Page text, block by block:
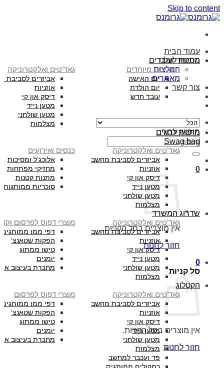
Skip to content
עמוד הבית
הסיפור שלנו
המלצות
מאמרים
צור קשר
חיפוש עבור:
0
אין מוצרים בסל הקניות.
חזור לחנות
0
סל קניות
אין מוצרים בסל הקניות.
חזור לחנות
מתנות לעובדים
תאריכים מיוחדים
יום האישה
יום הולדת
עובד חדש
גאד’טים ואלקטרוניקה
אביזרים לסביבת
אוזניות
דיסק און קי
מטען נייד
מטען שולחני
מצלמות
מתנות לחגים
Swag bag
גאד’טים ואלקטרוניקה
אביזרים לסביבת מחשב
אוזניות
דיסק און קי
מטען נייד
מטען שולחני
מצלמות
כנסים ואירועים
אלוכג’ל ומסיכות
מחזיקי מפתחות
מתנות קטנות
סוכריות ממותגות
שדרוג המשרד
גאד’טים ואלקטרוניקה
אביזרים לסביבת מחשב
אוזניות
דיסק און קי
מטען נייד
מטען שולחני
מצלמות
מוצרי דפוס לפרסום
דפי ממו ממותגים
הפקות שטאנצ’
טישו ממתוג
יומנים
מחברת בעיצוב
הקטלוג
גאד’טים ואלקטרוניקה
אביזרים לסביבת מחשב
אוזניות
דיסק און קי
מטען נייד
מטען שולחני
מצלמות
פד ועכבר למחשב
מוצרי דפוס לפרסום
דפי ממו ממותגים
הפקות שטאנצ’
טישו ממתוג
יומנים
מחברת בעיצוב